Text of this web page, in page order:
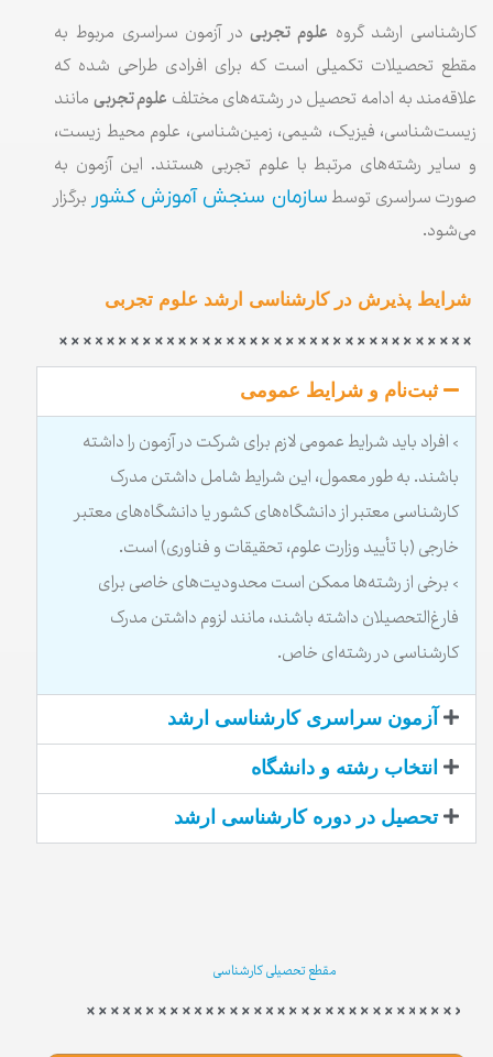
کارشناسی ارشد گروه علوم تجربیدر آزمون سراسری مربوط به
مقطع تحصیلات تکمیلی است که برای افرادی طراحی شده که
علاقه‌مند به ادامه تحصیل در رشته‌های مختلفعلوم تجربیمانند
زیست‌شناسی، فیزیک، شیمی، زمین‌شناسی، علوم محیط زیست،
و سایر رشته‌های مرتبط با علوم تجربی هستند. این آزمون به
صورت سراسری توسط سازمان سنجش آموزش کشور برگزار
می‌شود.
شرایط پذیرش در کارشناسی ارشد علوم تجربی
ثبت‌نام و شرایط عمومی
> افراد باید شرایط عمومی لازم برای شرکت در آزمون را داشته
باشند. به طور معمول، این شرایط شامل داشتن مدرک
کارشناسی معتبر از دانشگاه‌های کشور یا دانشگاه‌های معتبر
خارجی (با تأیید وزارت علوم، تحقیقات و فناوری) است.
> برخی از رشته‌ها ممکن است محدودیت‌های خاصی برای
فارغ‌التحصیلان داشته باشند، مانند لزوم داشتن مدرک
کارشناسی در رشته‌ای خاص.
آزمون سراسری کارشناسی ارشد
انتخاب رشته و دانشگاه
تحصیل در دوره کارشناسی ارشد
مقطع تحصیلی کارشناسی